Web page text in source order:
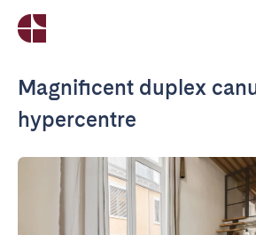
Magnificent duplex
hypercentre